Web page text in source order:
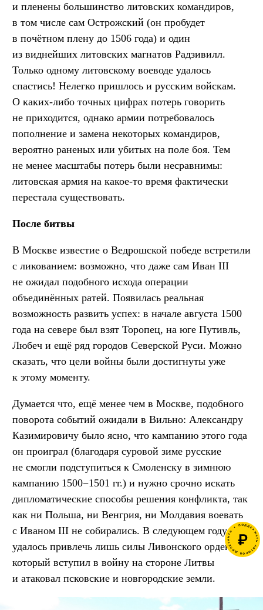
и пленены большинство литовских командиров,
в том числе сам Острожский (он пробудет
в почётном плену до 1506 года) и один
из виднейших литовских магнатов Радзивилл.
Только одному литовскому воеводе удалось
спастись! Нелегко пришлось и русским войскам.
О каких-либо точных цифрах потерь говорить
не приходится, однако армии потребовалось
пополнение и замена некоторых командиров,
вероятно раненых или убитых на поле боя. Тем
не менее масштабы потерь были несравнимы:
литовская армия на какое-то время фактически
перестала существовать.
После битвы
В Москве известие о Ведрошской победе встретили
с ликованием: возможно, что даже сам Иван III
не ожидал подобного исхода операции
объединённых ратей. Появилась реальная
возможность развить успех: в начале августа 1500
года на севере был взят Торопец, на юге Путивль,
Любеч и ещё ряд городов Северской Руси. Можно
сказать, что цели войны были достигнуты уже
к этому моменту.
Думается что, ещё менее чем в Москве, подобного
поворота событий ожидали в Вильно: Александру
Казимировичу было ясно, что кампанию этого года
он проиграл (благодаря суровой зиме русские
не смогли подступиться к Смоленску в зимнюю
кампанию 1500−1501 гг.) и нужно срочно искать
дипломатические способы решения конфликта, так
как ни Польша, ни Венгрия, ни Молдавия воевать
с Иваном III не собирались. В следующем году
удалось привлечь лишь силы Ливонского ордена,
который вступил в войну на стороне Литвы
и атаковал псковские и новгородские земли.